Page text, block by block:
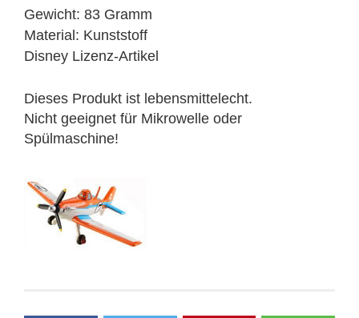
Gewicht: 83 Gramm
Material: Kunststoff
Disney Lizenz-Artikel
Dieses Produkt ist lebensmittelecht.
Nicht geeignet für Mikrowelle oder
Spülmaschine!